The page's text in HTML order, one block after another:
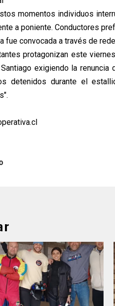
momentos individuos
a poniente. Conductores
fue convocada a través de
protagonizan este
exigiendo la
detenidos durante el